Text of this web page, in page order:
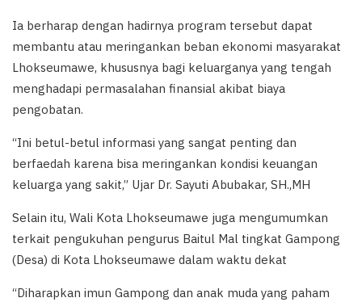
Ia berharap dengan hadirnya program tersebut dapat
membantu atau meringankan beban ekonomi masyarakat
Lhokseumawe, khususnya bagi keluarganya yang tengah
menghadapi permasalahan finansial akibat biaya
pengobatan.
“Ini betul-betul informasi yang sangat penting dan
berfaedah karena bisa meringankan kondisi keuangan
keluarga yang sakit,” Ujar Dr. Sayuti Abubakar, SH.,MH
Selain itu, Wali Kota Lhokseumawe juga mengumumkan
terkait pengukuhan pengurus Baitul Mal tingkat Gampong
(Desa) di Kota Lhokseumawe dalam waktu dekat
“Diharapkan imun Gampong dan anak muda yang paham